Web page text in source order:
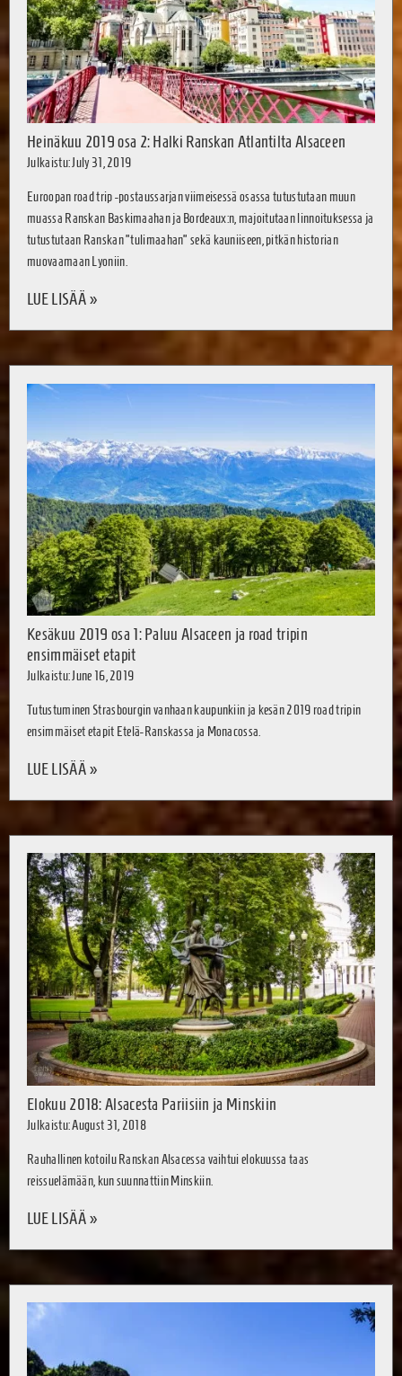
Heinäkuu 2019 osa 2: Halki Ranskan Atlantilta Alsaceen
Julkaistu: July 31, 2019
Euroopan road trip -postaussarjan viimeisessä osassa tutustutaan muun
muassa Ranskan Baskimaahan ja Bordeaux:n, majoitutaan linnoituksessa ja
tutustutaan Ranskan ”tulimaahan” sekä kauniiseen, pitkän historian
muovaamaan Lyoniin.
LUE LISÄÄ »
Kesäkuu 2019 osa 1: Paluu Alsaceen ja road tripin
ensimmäiset etapit
Julkaistu: June 16, 2019
Tutustuminen Strasbourgin vanhaan kaupunkiin ja kesän 2019 road tripin
ensimmäiset etapit Etelä-Ranskassa ja Monacossa.
LUE LISÄÄ »
Elokuu 2018: Alsacesta Pariisiin ja Minskiin
Julkaistu: August 31, 2018
Rauhallinen kotoilu Ranskan Alsacessa vaihtui elokuussa taas
reissuelämään, kun suunnattiin Minskiin.
LUE LISÄÄ »